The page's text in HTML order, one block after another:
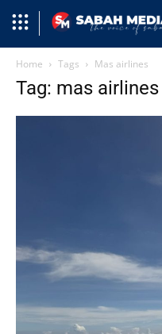
Home Tags Mas airlines
Tag: mas airlines